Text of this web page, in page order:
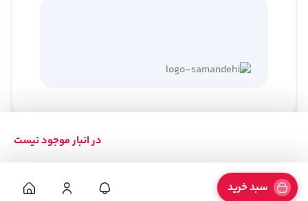
در انبار موجود نیست
سبد خرید